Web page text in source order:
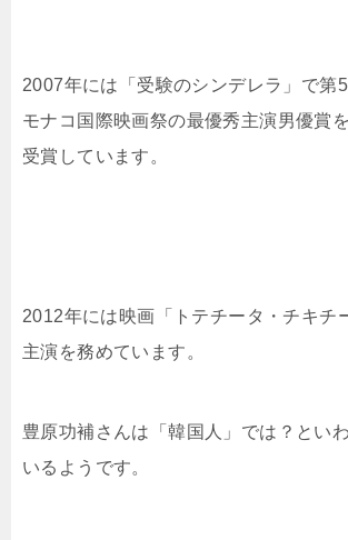
2007年には「受験のシンデレラ」で第
モナコ国際映画祭の最優秀主演男優賞を
受賞しています。
2012年には映画「トテチータ・チキチ
主演を務めています。
豊原功補さんは「韓国人」では？とい
いるようです。